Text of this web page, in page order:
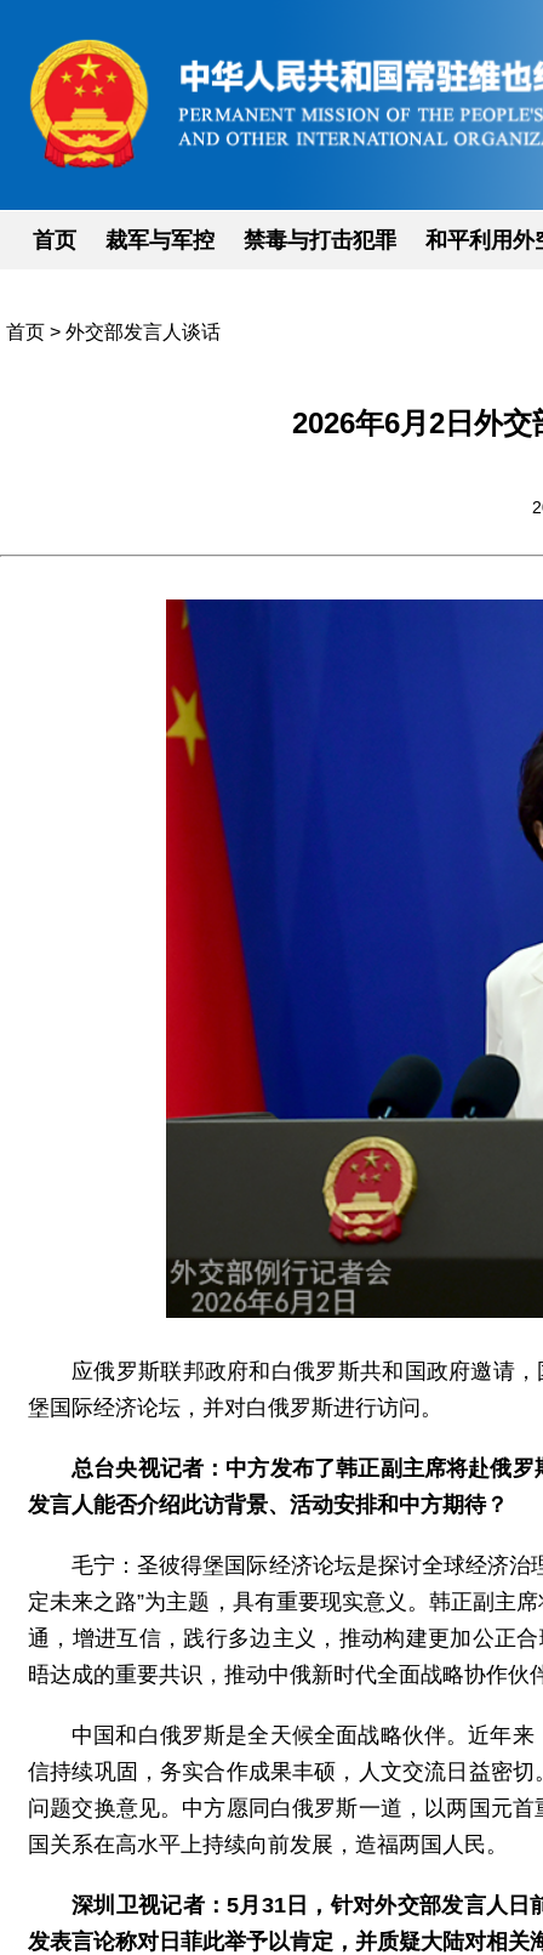
首页 裁军与军控 禁毒与打击犯罪 和平利用外
首页 > 外交部发言人谈话
2026年6月2日外
应俄罗斯联邦政府和白俄罗斯共和国政府邀请
堡国际经济论坛，并对白俄罗斯进行访问。
总台央视记者：中方发布了韩正副主席将赴俄
发言人能否介绍此访背景、活动安排和中方期待？
毛宁：圣彼得堡国际经济论坛是探讨全球经济
定未来之路”为主题，具有重要现实意义。韩正副主
通，增进互信，践行多边主义，推动构建更加公正
晤达成的重要共识，推动中俄新时代全面战略协作伙
中国和白俄罗斯是全天候全面战略伙伴。近年
信持续巩固，务实合作成果丰硕，人文交流日益密
问题交换意见。中方愿同白俄罗斯一道，以两国元
国关系在高水平上持续向前发展，造福两国人民。
深圳卫视记者：5月31日，针对外交部发言人
发表言论称对日菲此举予以肯定，并质疑大陆对相